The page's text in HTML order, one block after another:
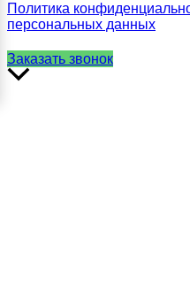
Политика
персональных данных
Заказать звонок